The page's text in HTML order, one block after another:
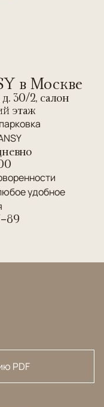
в Москве
30/2, салон
этаж
удобное
89
PDF